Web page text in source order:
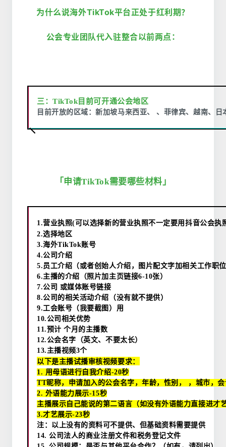
为什么说海外TikTok平台正处于红利期？
公会专业团队代入驻整合以前两点：
三：TikTok目前可开通公会地区
目前开放的区域：新加坡马来西亚、 、菲律宾、越南、
「申请TikTok需要哪些材料」
1.营业执照( 可以选择新的营业执照不一定要用抖音公会执
2.选择地区
3.海外TikTok账号
4.公司介绍
5. 员工介绍（或者创始人介绍，图片配文字加相关工作职
6.主播的介绍（照片加主页链接6-10张）
7.公司 或媒体账号链接
8.公司的相关活动介绍（没有就不提供）
9.工会账号（我要截图）用
10.公司相关优势
11.预计 个月的主播数
12.公会名字（英文、不要太长）
13. 主播视频3个
以下是主播试播审核视频要求：
1. 用母语进行自我介绍-20秒
TT昵称，申请加入的公会名字，年龄，性别， ，城市，
2. 外语能力展示-15秒
主播展示自己能说的第二语言（如没有外语能力直接进才
3.才艺展示-23秒
注：以上没有的资料可不提供、但基础资料需要提供
14.公司法人的商业注册文件和税务登记文件